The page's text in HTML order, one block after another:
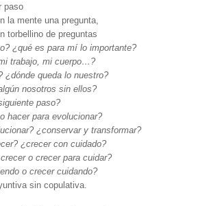
paso
la mente una pregunta,
torbellino de preguntas
¿qué es para mí lo importante?
trabajo, mi cuerpo…?
¿dónde queda lo nuestro?
nosotros sin ellos?
paso?
hacer para evolucionar?
¿conservar y transformar?
¿crecer con cuidado?
o crecer para cuidar?
o crecer cuidando?
sin copulativa.